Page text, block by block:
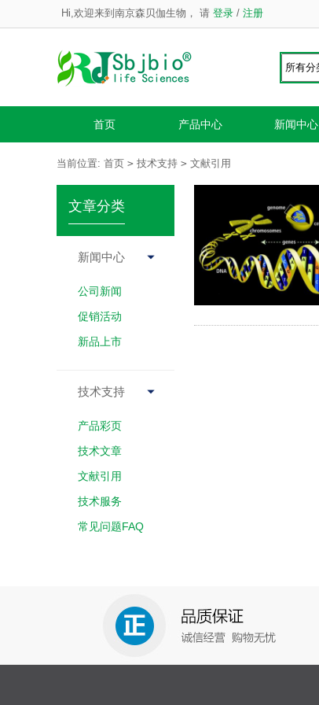
Hi,欢迎来到南京森贝伽生物， 请 登录 / 注册
首页 产品中心 新闻中心
当前位置: 首页 > 技术支持 > 文献引用
文章分类
新闻中心 
公司新闻
促销活动
新品上市
技术支持 
产品彩页
技术文章
文献引用
技术服务
常见问题FAQ